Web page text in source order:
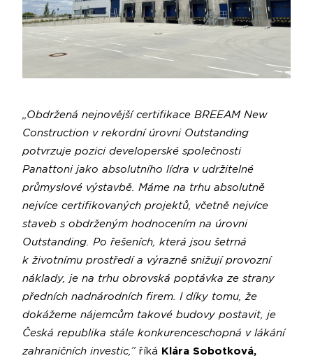
„Obdržená nejnovější certifikace BREEAM New
Construction v rekordní úrovni Outstanding
potvrzuje pozici developerské společnosti
Panattoni jako absolutního lídra v udržitelné
průmyslové výstavbě. Máme na trhu absolutně
nejvíce certifikovaných projektů, včetně nejvíce
staveb s obdrženým hodnocením na úrovni
Outstanding. Po řešeních, která jsou šetrná
k životnímu prostředí a výrazně snižují provozní
náklady, je na trhu obrovská poptávka ze strany
předních nadnárodních firem. I díky tomu, že
dokážeme nájemcům takové budovy postavit, je
Česká republika stále konkurenceschopná v lákání
zahraničních investic,” říká Klára Sobotková,